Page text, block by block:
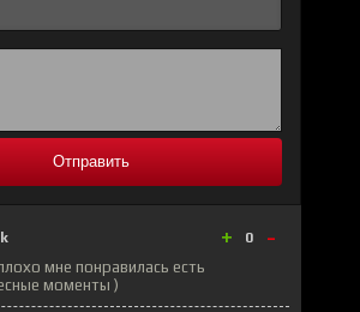
Отправить
+ 0 -
мне понравилась есть
моменты )